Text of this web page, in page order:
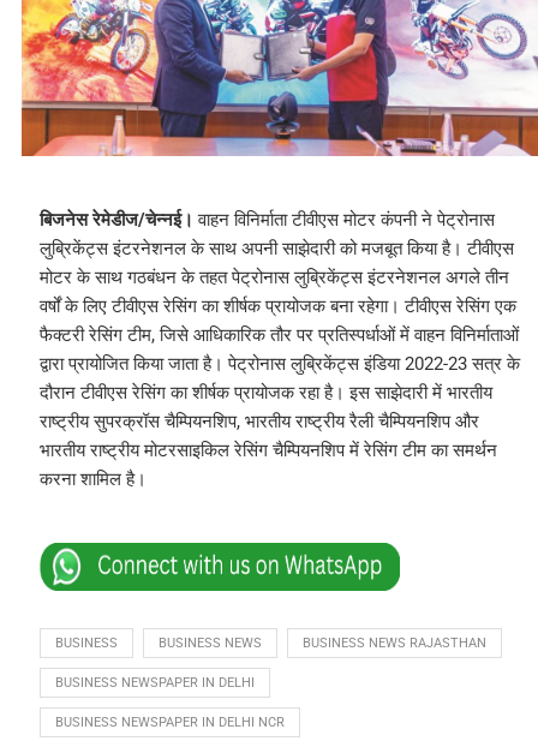
बिजनेस रेमेडीज/चेन्नई। वाहन विनिर्माता टीवीएस मोटर कंपनी ने पेट्रोनास
लुब्रिकेंट्स इंटरनेशनल के साथ अपनी साझेदारी को मजबूत किया है। टीवीएस
मोटर के साथ गठबंधन के तहत पेट्रोनास लुब्रिकेंट्स इंटरनेशनल अगले तीन
वर्षों के लिए टीवीएस रेसिंग का शीर्षक प्रायोजक बना रहेगा। टीवीएस रेसिंग एक
फैक्टरी रेसिंग टीम, जिसे आधिकारिक तौर पर प्रतिस्पर्धाओं में वाहन विनिर्माताओं
द्वारा प्रायोजित किया जाता है। पेट्रोनास लुब्रिकेंट्स इंडिया 2022-23 सत्र के
दौरान टीवीएस रेसिंग का शीर्षक प्रायोजक रहा है। इस साझेदारी में भारतीय
राष्ट्रीय सुपरक्रॉस चैम्पियनशिप, भारतीय राष्ट्रीय रैली चैम्पियनशिप और
भारतीय राष्ट्रीय मोटरसाइकिल रेसिंग चैम्पियनशिप में रेसिंग टीम का समर्थन
करना शामिल है।
BUSINESS BUSINESS NEWS BUSINESS NEWS RAJASTHAN
BUSINESS NEWSPAPER IN DELHI
BUSINESS NEWSPAPER IN DELHI NCR